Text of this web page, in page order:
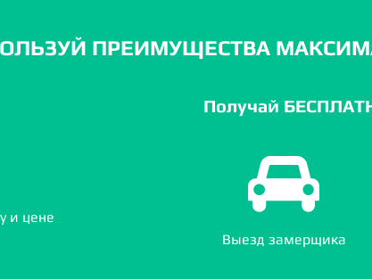
ПРЕИМУЩЕСТВА
и цене
Получай
Выезд замерщика